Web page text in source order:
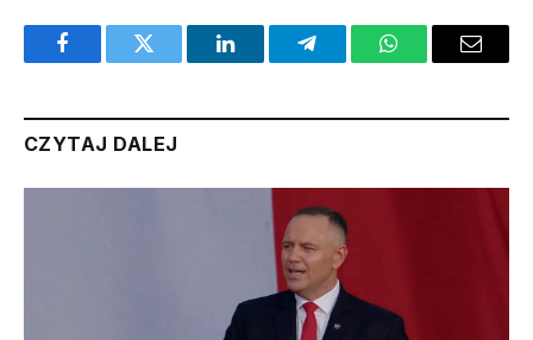
FacebookTwitter LinkedInTelegramWhatsAppEmail
CZYTAJ DALEJ